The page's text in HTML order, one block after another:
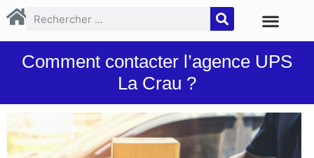
Comment contacter l’agence UPS
La Crau ?